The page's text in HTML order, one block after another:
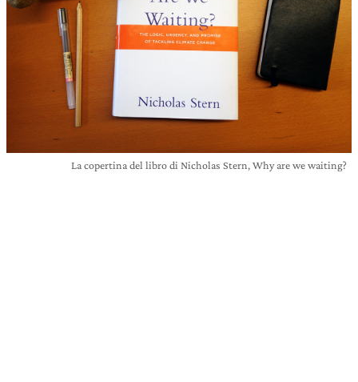
La copertina del libro di Nicholas Stern, Why are we waiting?